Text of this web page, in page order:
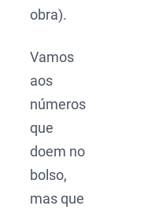
obra).
Vamos
aos
números
que
doem no
bolso,
mas que